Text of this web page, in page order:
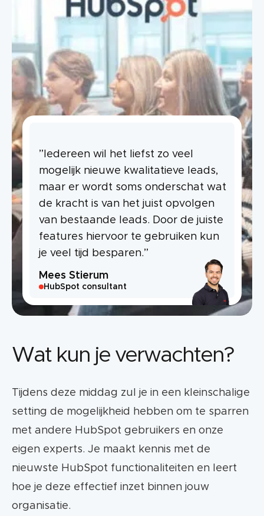
”Iedereen wil het liefst zo veel
mogelijk nieuwe kwalitatieve leads,
maar er wordt soms onderschat wat
de kracht is van het juist opvolgen
van bestaande leads. Door de juiste
features hiervoor te gebruiken kun
je veel tijd besparen.”
Mees Stierum
HubSpot consultant
Wat kun je verwachten?
Tijdens deze middag zul je in een kleinschalige
setting de mogelijkheid hebben om te sparren
met andere HubSpot gebruikers en onze
eigen experts. Je maakt kennis met de
nieuwste HubSpot functionaliteiten en leert
hoe je deze effectief inzet binnen jouw
organisatie.